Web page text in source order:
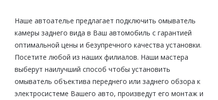
Наше автоателье предлагает подключить омыватель
камеры заднего вида в Ваш автомобиль с гарантией
оптимальной цены и безупречного качества установки.
Посетите любой из наших филиалов. Наши мастера
выберут наилучший способ чтобы установить
омыватель объектива переднего или заднего обзора к
электросистеме Вашего авто, произведут его монтаж и